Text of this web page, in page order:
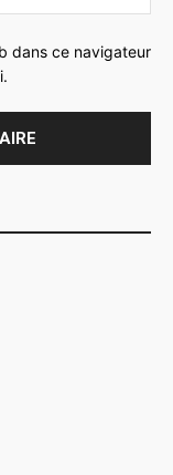
:
dans ce navigateur